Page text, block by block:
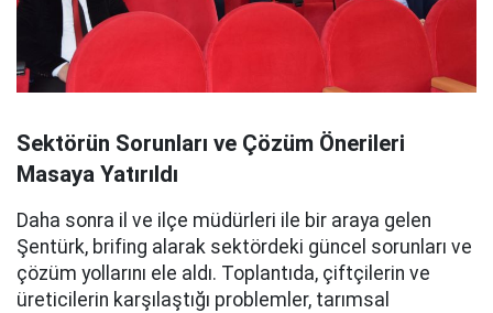
Sektörün Sorunları ve Çözüm Önerileri
Masaya Yatırıldı
Daha sonra il ve ilçe müdürleri ile bir araya gelen
Şentürk, brifing alarak sektördeki güncel sorunları ve
çözüm yollarını ele aldı. Toplantıda, çiftçilerin ve
üreticilerin karşılaştığı problemler, tarımsal